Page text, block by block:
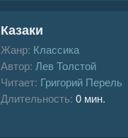
Казаки
Жанр: Классика
Автор: Лев Толстой
Читает: Григорий Перель
Длительность: 0 мин.